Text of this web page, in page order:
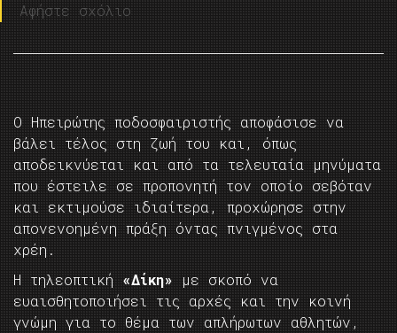
Αφήστε σχόλιο
Ο Ηπειρώτης ποδοσφαιριστής αποφάσισε να
βάλει τέλος στη ζωή του και, όπως
αποδεικνύεται και από τα τελευταία μηνύματα
που έστειλε σε προπονητή τον οποίο σεβόταν
και εκτιμούσε ιδιαίτερα, προχώρησε στην
απονενοημένη πράξη όντας πνιγμένος στα
χρέη.
Η τηλεοπτική «Δίκη» με σκοπό να
ευαισθητοποιήσει τις αρχές και την κοινή
γνώμη για το θέμα των απλήρωτων αθλητών,